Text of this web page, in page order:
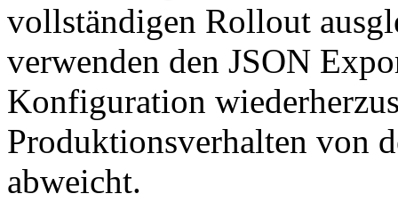
vollständigen Rollout
verwenden den JSON
Konfiguration
Produktionsverhalten von
abweicht.